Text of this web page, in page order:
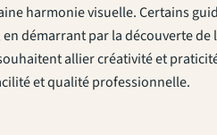
harmonie visuelle. Certains
démarrant par la découverte
allier créativité et
et qualité professionnelle.